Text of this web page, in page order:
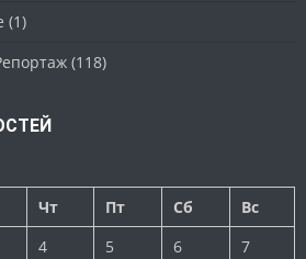
(1)
(118)
Чт Пт Сб
Вс
4 5 6 7